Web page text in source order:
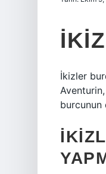
İkizler
burcunun